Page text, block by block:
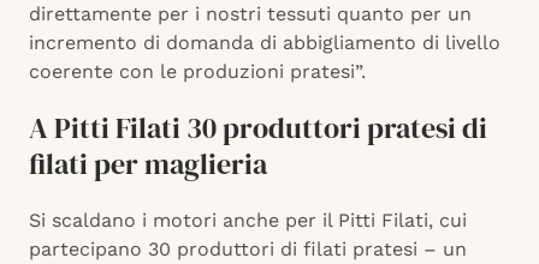
direttamente per i nostri tessuti quanto per un
incremento di domanda di abbigliamento di livello
coerente con le produzioni pratesi”.
A Pitti Filati 30 produttori pratesi di
filati per maglieria
Si scaldano i motori anche per il Pitti Filati, cui
partecipano 30 produttori di filati pratesi – un